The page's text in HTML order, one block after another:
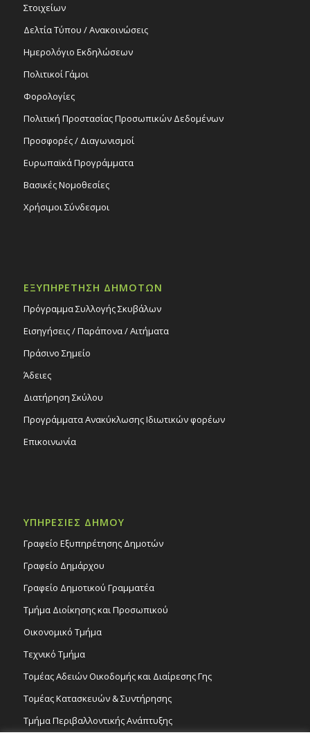
Στοιχείων
Δελτία Τύπου / Ανακοινώσεις
Ημερολόγιο Εκδηλώσεων
Πολιτικοί Γάμοι
Φορολογίες
Πολιτική Προστασίας Προσωπικών Δεδομένων
Προσφορές / Διαγωνισμοί
Ευρωπαϊκά Προγράμματα
Βασικές Νομοθεσίες
Χρήσιμοι Σύνδεσμοι
ΕΞΥΠΗΡΕΤΗΣΗ ΔΗΜΟΤΩΝ
Πρόγραμμα Συλλογής Σκυβάλων
Εισηγήσεις / Παράπονα / Αιτήματα
Πράσινο Σημείο
Άδειες
Διατήρηση Σκύλου
Προγράμματα Ανακύκλωσης Ιδιωτικών φορέων
Επικοινωνία
ΥΠΗΡΕΣΙΕΣ ΔΗΜΟΥ
Γραφείο Εξυπηρέτησης Δημοτών
Γραφείο Δημάρχου
Γραφείο Δημοτικού Γραμματέα
Τμήμα Διοίκησης και Προσωπικού
Οικονομικό Τμήμα
Τεχνικό Τμήμα
Τομέας Αδειών Οικοδομής και Διαίρεσης Γης
Τομέας Κατασκευών & Συντήρησης
Τμήμα Περιβαλλοντικής Ανάπτυξης